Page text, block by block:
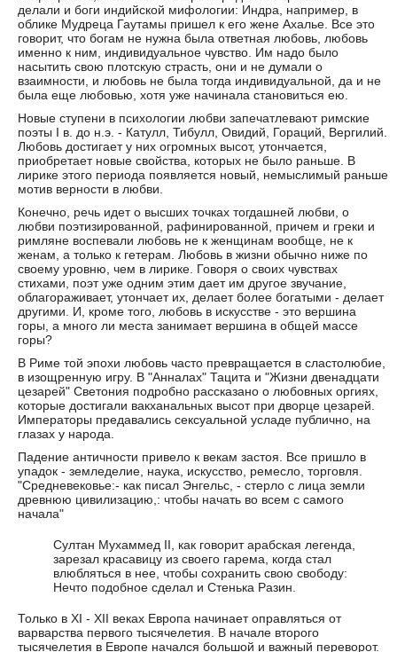
делали и боги индийской мифологии: Индра, например, в
облике Мудреца Гаутамы пришел к его жене Ахалье. Все это
говорит, что богам не нужна была ответная любовь, любовь
именно к ним, индивидуальное чувство. Им надо было
насытить свою плотскую страсть, они и не думали о
взаимности, и любовь не была тогда индивидуальной, да и не
была еще любовью, хотя уже начинала становиться ею.
Новые ступени в психологии любви запечатлевают римские
поэты I в. до н.э. - Катулл, Тибулл, Овидий, Гораций, Вергилий.
Любовь достигает у них огромных высот, утончается,
приобретает новые свойства, которых не было раньше. В
лирике этого периода появляется новый, немыслимый раньше
мотив верности в любви.
Конечно, речь идет о высших точках тогдашней любви, о
любви поэтизированной, рафинированной, причем и греки и
римляне воспевали любовь не к женщинам вообще, не к
женам, а только к гетерам. Любовь в жизни обычно ниже по
своему уровню, чем в лирике. Говоря о своих чувствах
стихами, поэт уже одним этим дает им другое звучание,
облагораживает, утончает их, делает более богатыми - делает
другими. И, кроме того, любовь в искусстве - это вершина
горы, а много ли места занимает вершина в общей массе
горы?
В Риме той эпохи любовь часто превращается в сластолюбие,
в изощренную игру. В "Анналах" Тацита и "Жизни двенадцати
цезарей" Светония подробно рассказано о любовных оргиях,
которые достигали вакханальных высот при дворце цезарей.
Императоры предавались сексуальной усладе публично, на
глазах у народа.
Падение античности привело к векам застоя. Все пришло в
упадок - земледелие, наука, искусство, ремесло, торговля.
"Средневековье:- как писал Энгельс, - стерло с лица земли
древнюю цивилизацию,: чтобы начать во всем с самого
начала"
Султан Мухаммед II, как говорит арабская легенда,
зарезал красавицу из своего гарема, когда стал
влюбляться в нее, чтобы сохранить свою свободу:
Нечто подобное сделал и Стенька Разин.
Только в XI - XII веках Европа начинает оправляться от
варварства первого тысячелетия. В начале второго
тысячелетия в Европе начался большой и важный переворот.